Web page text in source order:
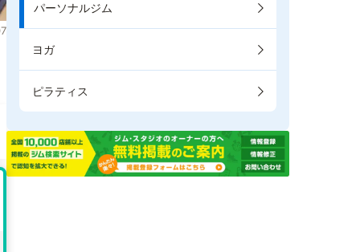
パーソナルジム
ヨガ
ピラティス